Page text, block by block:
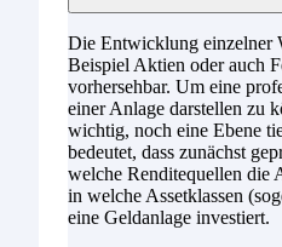
Die Entwicklung einzelner
Beispiel Aktien oder auch
vorhersehbar. Um eine
einer Anlage darstellen zu
wichtig, noch eine Ebene
bedeutet, dass zunächst
welche Renditequellen die
in welche Assetklassen
eine Geldanlage investiert.